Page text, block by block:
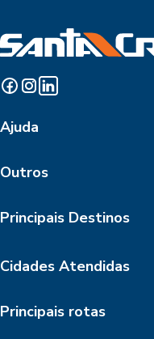
Ajuda
Outros
Principais Destinos
Cidades Atendidas
Principais rotas